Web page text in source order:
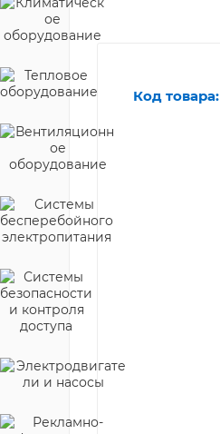
Код товара: